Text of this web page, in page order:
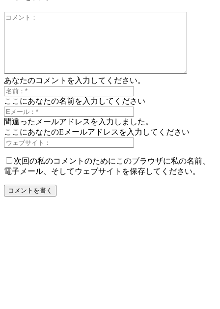
あなたのコメントを入力してください。
ここにあなたの名前を入力してください
間違ったメールアドレスを入力しました。
ここにあなたのEメールアドレスを入力してください
次回の私のコメントのためにこのブラウザに私の名前、
電子メール、そしてウェブサイトを保存してください。